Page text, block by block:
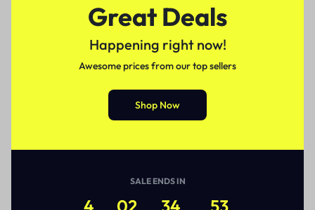
Great Deals
Happening right now!
Awesome prices from our top sellers
Shop Now
SALE ENDS IN
4 02 34 53